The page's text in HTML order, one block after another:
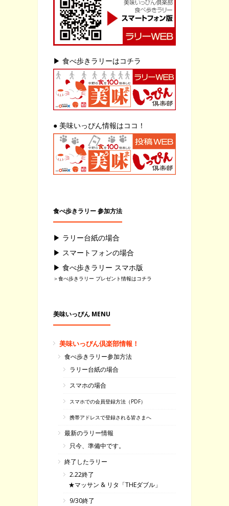
▶ 食べ歩きラリーはコチラ
● 美味いっぴん情報はココ！
食べ歩きラリー 参加方法
▶ ラリー台紙の場合
▶ スマートフォンの場合
▶ 食べ歩きラリー スマホ版
＞食べ歩きラリー プレゼント情報はコチラ
美味いっぴん MENU
美味いっぴん倶楽部情報！
食べ歩きラリー参加方法
ラリー台紙の場合
スマホの場合
スマホでの会員登録方法（PDF）
携帯アドレスで登録される皆さまへ
最新のラリー情報
只今、準備中です。
終了したラリー
2.22終了
★マッサン & リタ「THEダブル」
9/30終了